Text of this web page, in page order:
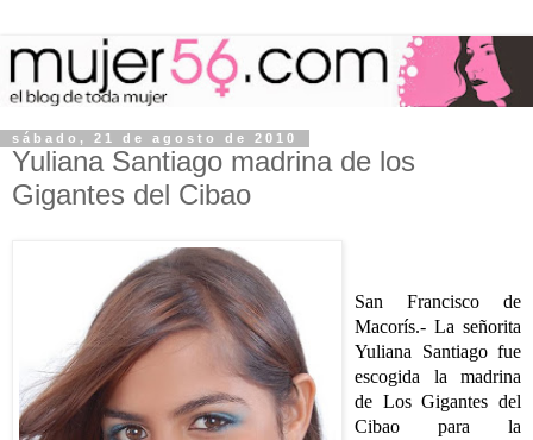
sábado, 21 de agosto de 2010
Yuliana Santiago madrina de los
Gigantes del Cibao
San Francisco de
Macorís.- La señorita
Yuliana Santiago fue
escogida la madrina
de Los Gigantes del
Cibao para la